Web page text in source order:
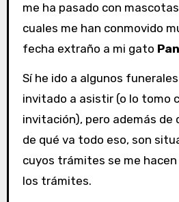
me ha pasado con
cuales me han conmovido
fecha extraño a mi gato
Sí he ido a algunos
invitado a asistir (o lo tomo
invitación), pero además de
de qué va todo eso, son
cuyos trámites se me hacen
los trámites.